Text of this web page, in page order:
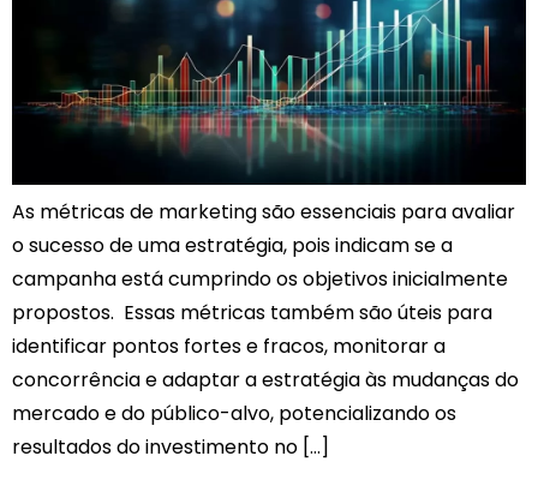
As métricas de marketing são essenciais para avaliar
o sucesso de uma estratégia, pois indicam se a
campanha está cumprindo os objetivos inicialmente
propostos. Essas métricas também são úteis para
identificar pontos fortes e fracos, monitorar a
concorrência e adaptar a estratégia às mudanças do
mercado e do público-alvo, potencializando os
resultados do investimento no […]